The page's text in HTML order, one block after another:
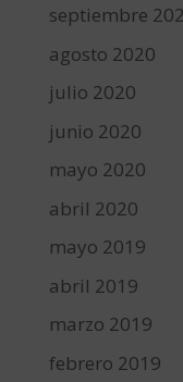
septiembre
agosto 2020
julio 2020
junio 2020
mayo 2020
abril 2020
mayo 2019
abril 2019
marzo 2019
febrero 2019